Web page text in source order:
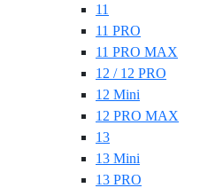
11
11 PRO
11 PRO MAX
12 / 12 PRO
12 Mini
12 PRO MAX
13
13 Mini
13 PRO